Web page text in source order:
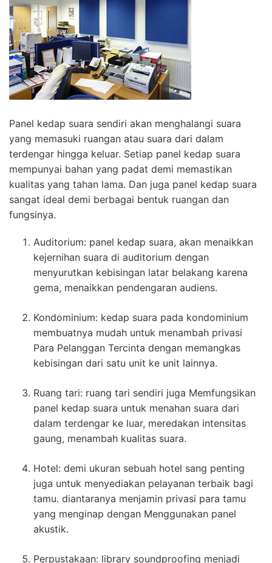
Panel kedap suara sendiri akan menghalangi suara
yang memasuki ruangan atau suara dari dalam
terdengar hingga keluar. Setiap panel kedap suara
mempunyai bahan yang padat demi memastikan
kualitas yang tahan lama. Dan juga panel kedap suara
sangat ideal demi berbagai bentuk ruangan dan
fungsinya.
Auditorium: panel kedap suara, akan menaikkan
kejernihan suara di auditorium dengan
menyurutkan kebisingan latar belakang karena
gema, menaikkan pendengaran audiens.
Kondominium: kedap suara pada kondominium
membuatnya mudah untuk menambah privasi
Para Pelanggan Tercinta dengan memangkas
kebisingan dari satu unit ke unit lainnya.
Ruang tari: ruang tari sendiri juga Memfungsikan
panel kedap suara untuk menahan suara dari
dalam terdengar ke luar, meredakan intensitas
gaung, menambah kualitas suara.
Hotel: demi ukuran sebuah hotel sang penting
juga untuk menyediakan pelayanan terbaik bagi
tamu. diantaranya menjamin privasi para tamu
yang menginap dengan Menggunakan panel
akustik.
Perpustakaan: library soundproofing menjadi